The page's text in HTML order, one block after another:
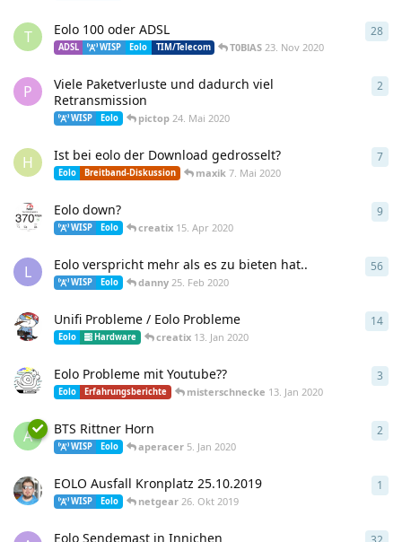
T Eolo 100 oder ADSL
ADSL WISP Eolo TIM/Telecom T0BlAS 23. Nov 2020
28
P
Viele Paketverluste und dadurch viel
Retransmission
WISP Eolo pictop 24. Mai 2020
2
H Ist bei eolo der Download gedrosselt?
Eolo Breitband-Diskussion maxik 7. Mai 2020
7
Eolo down?
WISP Eolo creatix 15. Apr 2020
9
L Eolo verspricht mehr als es zu bieten hat..
WISP Eolo danny 25. Feb 2020
56
Unifi Probleme / Eolo Probleme
Eolo Hardware creatix 13. Jan 2020
14
Eolo Probleme mit Youtube??
Eolo Erfahrungsberichte misterschnecke 13. Jan 2020
3
A BTS Rittner Horn
WISP Eolo aperacer 5. Jan 2020
2
EOLO Ausfall Kronplatz 25.10.2019
WISP Eolo netgear 26. Okt 2019
1
Eolo Sendemast in Innichen